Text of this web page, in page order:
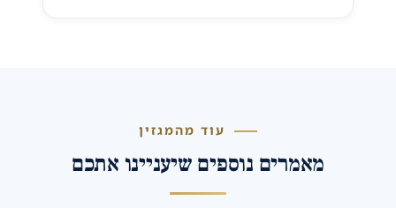
עוד מהמגזין
מאמרים נוספים שיעניינו אתכם